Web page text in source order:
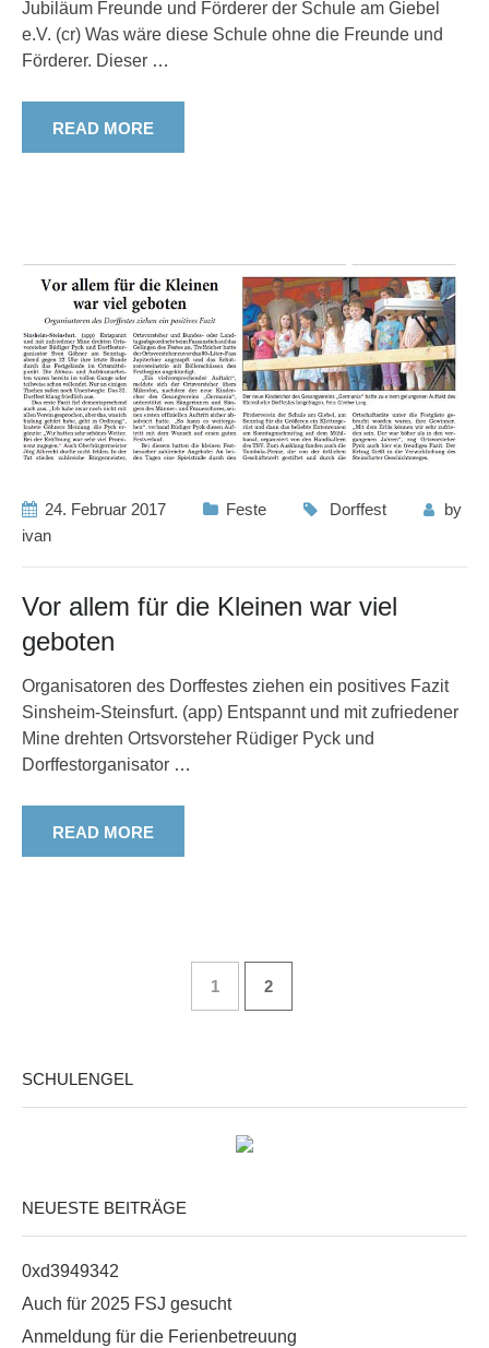
Jubiläum Freunde und Förderer der Schule am Giebel
e.V. (cr) Was wäre diese Schule ohne die Freunde und
Förderer. Dieser …
READ MORE
24. Februar 2017 Feste Dorffest
by
ivan
Vor allem für die Kleinen war viel
geboten
Organisatoren des Dorffestes ziehen ein positives Fazit
Sinsheim-Steinsfurt. (app) Entspannt und mit zufriedener
Mine drehten Ortsvorsteher Rüdiger Pyck und
Dorffestorganisator …
READ MORE
1 2
SCHULENGEL
NEUESTE BEITRÄGE
0xd3949342
Auch für 2025 FSJ gesucht
Anmeldung für die Ferienbetreuung